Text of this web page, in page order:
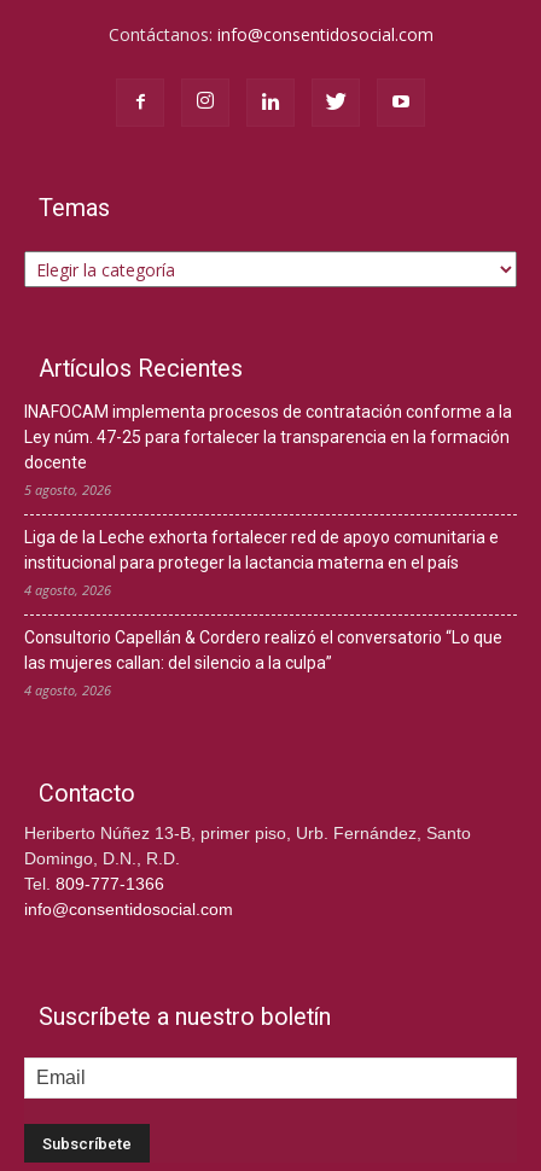
Contáctanos: info@consentidosocial.com
Temas
Temas
Artículos Recientes
INAFOCAM implementa procesos de contratación conforme a la
Ley núm. 47-25 para fortalecer la transparencia en la formación
docente
5 agosto, 2026
Liga de la Leche exhorta fortalecer red de apoyo comunitaria e
institucional para proteger la lactancia materna en el país
4 agosto, 2026
Consultorio Capellán & Cordero realizó el conversatorio “Lo que
las mujeres callan: del silencio a la culpa”
4 agosto, 2026
Contacto
Heriberto Núñez 13-B, primer piso, Urb. Fernández, Santo
Domingo, D.N., R.D.
Tel. 809-777-1366
info@consentidosocial.com
Suscríbete a nuestro boletín